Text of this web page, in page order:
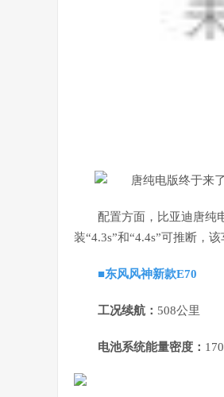
配置方面，比亚迪唐纯
装“4.3s”和“4.4s”可推断，
■东风风神新款E70
工况续航： 508公里
电池系统能量密度：